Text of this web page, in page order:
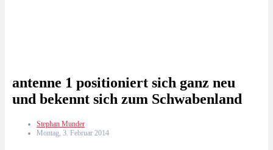
antenne 1 positioniert sich ganz neu
und bekennt sich zum Schwabenland
Stephan Munder
Montag, 3. Februar 2014